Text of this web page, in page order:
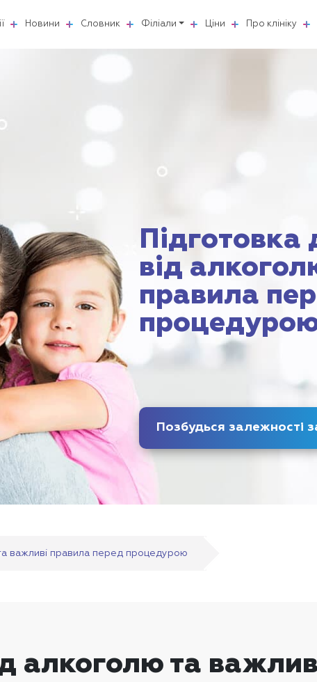
Новини Словник Філіали Ціни Про клініку
від
правила
Позбудься залежності
важливі правила перед процедурою
алкоголю та